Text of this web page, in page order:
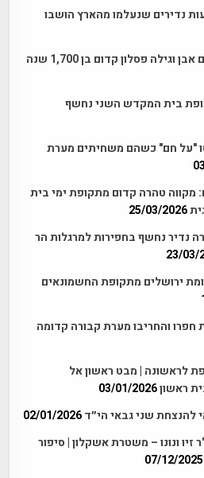
נדירים שנעלמו מהארץ הושבו
פסלון קדום בן 1,700 שנה
בית המקדש השני נחשף
"על חם" כשהם משחיתים מערת
טהרה קדום מתקופת ימי בית
25/03/2026
נדיר נחשף בחפירות למרגלות הר
23/03/
ירושלים מתקופת החשמונאים
והחריבו מערת קבורה קדומה
לראשונה | מבט ראשון אל
ראשון03/01/2026
שני גבאי הי״ד 02/01/2026
ונונו – משטרת אשקלון | סיפור
07/12/2025